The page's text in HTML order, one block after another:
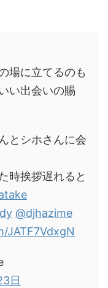
場に立てるのも
い出会いの賜
とシホさんに会
時挨拶遅れると
@djhazime
JATF7VdxgN
日